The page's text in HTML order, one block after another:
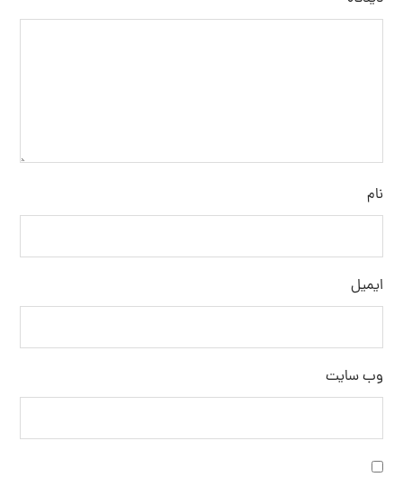
نام
ایمیل
وب‌ سایت